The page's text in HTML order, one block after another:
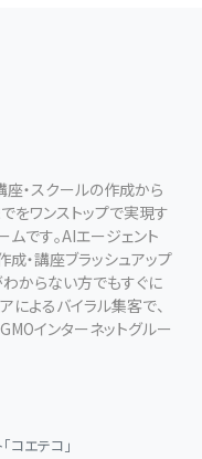
座・スクールの作成から
をワンストップで実現す
ムです。AIエージェント
成・講座ブラッシュアップ
からない方でもすぐに
によるバイラル集客で、
インターネットグルー
コエテコ」